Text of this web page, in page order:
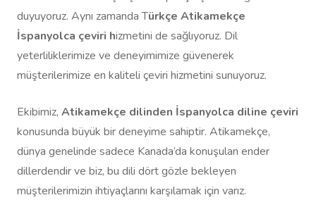
duyuyoruz. Aynı zamanda Türkçe Atikamekçe
İspanyolca çeviri hizmetini de sağlıyoruz. Dil
yeterliliklerimize ve deneyimimize güvenerek
müşterilerimize en kaliteli çeviri hizmetini sunuyoruz.
Ekibimiz, Atikamekçe dilinden İspanyolca diline çeviri
konusunda büyük bir deneyime sahiptir. Atikamekçe,
dünya genelinde sadece Kanada’da konuşulan ender
dillerdendir ve biz, bu dili dört gözle bekleyen
müşterilerimizin ihtiyaçlarını karşılamak için varız.